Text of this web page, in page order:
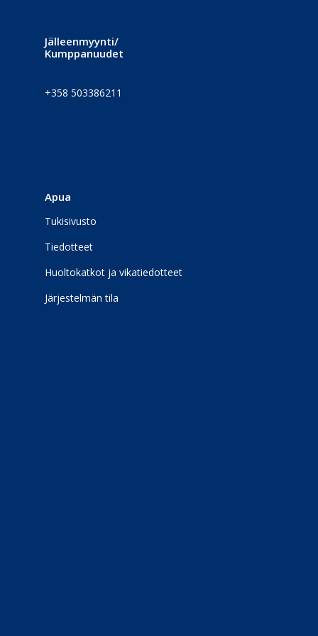
Jälleenmyynti/
Kumppanuudet
+358 503386211
Apua
Tukisivusto
Tiedotteet
Huoltokatkot ja vikatiedotteet
Järjestelmän tila